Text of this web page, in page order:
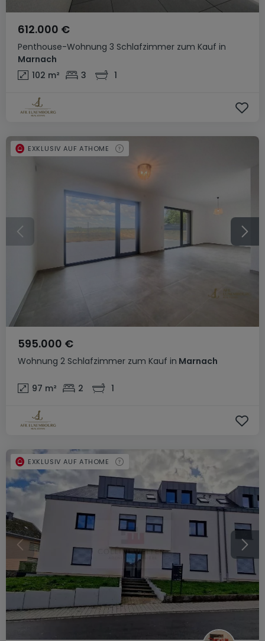
Penthouse-Wohnung 3 Schlafzimmer zum Kauf in
Marnach
612.000 €
102 m² 3 1
Wohnung 2 Schlafzimmer zum Kauf in Marnach
595.000 €
97 m² 2 1
EXKLUSIV AUF ATHOME
EXKLUSIV AUF ATHOME